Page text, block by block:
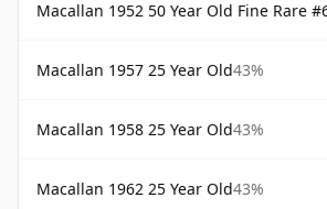
Macallan 1952 50 Year Old Fine Rare
Macallan 1957 25 Year Old43%
Macallan 1958 25 Year Old43%
Macallan 1962 25 Year Old43%